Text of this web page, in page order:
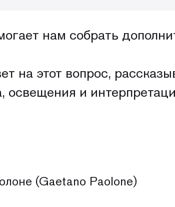
нам собрать
на этот вопрос,
освещения и
(Gaetano Paolone)